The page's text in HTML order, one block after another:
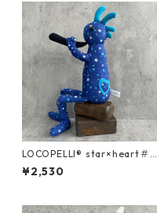
LOCOPELLI® star×heart＃BL
UE Mサイズ
¥2,530